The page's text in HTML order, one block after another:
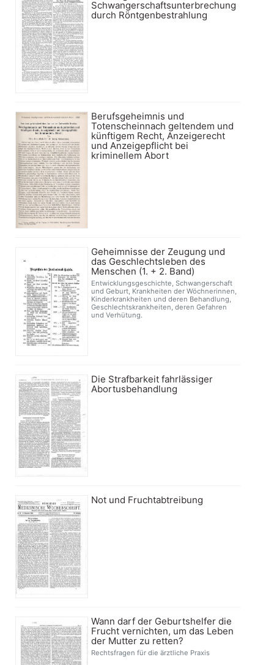
Schwangerschaftsunterbrechung
durch Röntgenbestrahlung
Berufsgeheimnis und
Totenscheinnach geltendem und
künftigem Recht, Anzeigerecht
und Anzeigepflicht bei
kriminellem Abort
Geheimnisse der Zeugung und
das Geschlechtsleben des
Menschen (1. + 2. Band)
Entwicklungsgeschichte, Schwangerschaft
und Geburt, Krankheiten der Wöchnerinnen,
Kinderkrankheiten und deren Behandlung,
Geschlechtskrankheiten, deren Gefahren
und Verhütung.
Die Strafbarkeit fahrlässiger
Abortusbehandlung
Not und Fruchtabtreibung
Wann darf der Geburtshelfer die
Frucht vernichten, um das Leben
der Mutter zu retten?
Rechtsfragen für die ärztliche Praxis